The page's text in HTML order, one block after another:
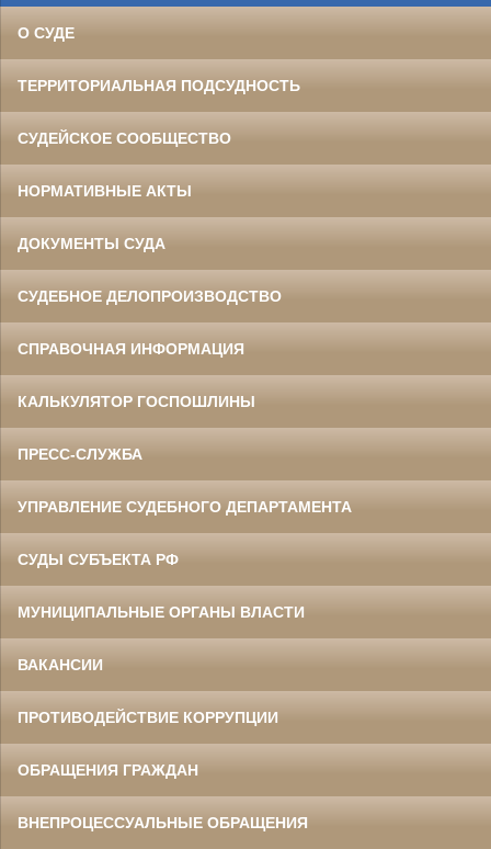
О СУДЕ
ТЕРРИТОРИАЛЬНАЯ ПОДСУДНОСТЬ
СУДЕЙСКОЕ СООБЩЕСТВО
НОРМАТИВНЫЕ АКТЫ
ДОКУМЕНТЫ СУДА
СУДЕБНОЕ ДЕЛОПРОИЗВОДСТВО
СПРАВОЧНАЯ ИНФОРМАЦИЯ
КАЛЬКУЛЯТОР ГОСПОШЛИНЫ
ПРЕСС-СЛУЖБА
УПРАВЛЕНИЕ СУДЕБНОГО ДЕПАРТАМЕНТА
СУДЫ СУБЪЕКТА РФ
МУНИЦИПАЛЬНЫЕ ОРГАНЫ ВЛАСТИ
ВАКАНСИИ
ПРОТИВОДЕЙСТВИЕ КОРРУПЦИИ
ОБРАЩЕНИЯ ГРАЖДАН
ВНЕПРОЦЕССУАЛЬНЫЕ ОБРАЩЕНИЯ